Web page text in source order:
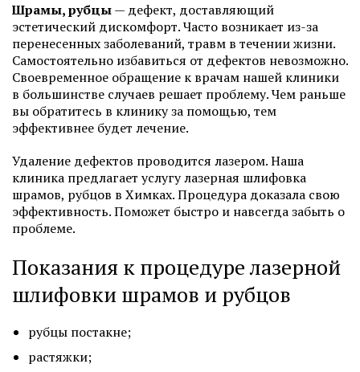
Шрамы, рубцы— дефект, доставляющий
эстетический дискомфорт. Часто возникает из-за
перенесенных заболеваний, травм в течении жизни.
Самостоятельно избавиться от дефектов невозможно.
Своевременное обращение к врачам нашей клиники
в большинстве случаев решает проблему. Чем раньше
вы обратитесь в клинику за помощью, тем
эффективнее будет лечение.
Удаление дефектов проводится лазером. Наша
клиника предлагает услугу лазерная шлифовка
шрамов, рубцов в Химках. Процедура доказала свою
эффективность. Поможет быстро и навсегда забыть о
проблеме.
Показания к процедуре лазерной
шлифовки шрамов и рубцов
рубцы постакне;
растяжки;